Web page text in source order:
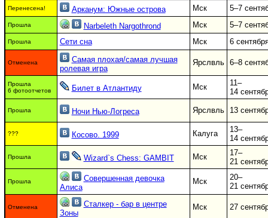
Перенесена! Арканум: Южные острова Мск 5–7
Прошла Narbeleth Nargothrond Мск 5–7
Прошла Сети сна Мск 6
Отменена
Самая плохая/самая лучшая
ролевая игра
Ярслвль 6–8
Прошла
6 фотоотчетов
Билет в Атлантиду Мск
11–
14
Прошла Ночи Нью-Логреса Ярслвль 13
??? Косово. 1999 Калуга
13–
14
Прошла Wizard`s Chess: GAMBIT Мск
17–
21
Прошла
Совершенная девочка
Алиса
Мск
20–
21
Отменена
Сталкер - бар в центре
Зоны
Мск 27